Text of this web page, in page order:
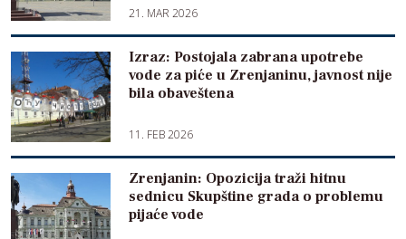
21. MAR 2026
Izraz: Postojala zabrana upotrebe
vode za piće u Zrenjaninu, javnost nije
bila obaveštena
11. FEB 2026
Zrenjanin: Opozicija traži hitnu
sednicu Skupštine grada o problemu
pijaće vode